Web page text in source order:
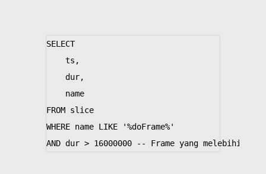
SELECT
ts ,
dur,
name
FROM slice
WHERE name LIKE
'%doFrame%'
AND dur > 16000000 -- Frame yang melebihi